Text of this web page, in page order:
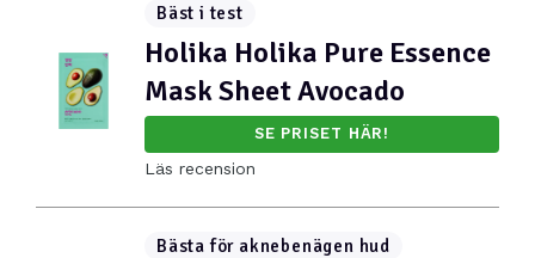
Bäst i test
Holika Holika Pure Essence
Mask Sheet Avocado
SE PRISET HÄR!
Läs recension
Bästa för aknebenägen hud